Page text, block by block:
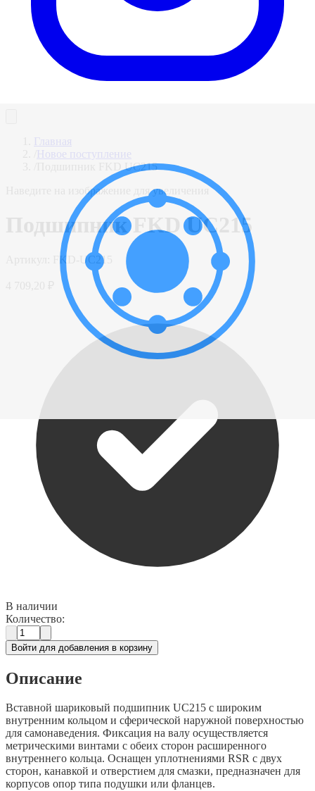
Главная
Новое поступление
Подшипник FKD UC215
Наведите на изображение для увеличения
Подшипник FKD UC215
FKD-UC215
В наличии
Количество:
Войти для добавления в корзину
Описание
Вставной шариковый подшипник UC215 с широким
внутренним кольцом и сферической наружной поверхностью
для самонаведения. Фиксация на валу осуществляется
метрическими винтами с обеих сторон расширенного
внутреннего кольца. Оснащен уплотнениями RSR с двух
сторон, канавкой и отверстием для смазки, предназначен для
корпусов опор типа подушки или фланцев.